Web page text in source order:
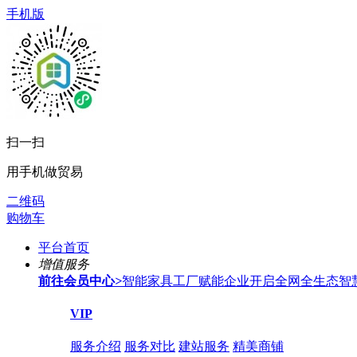
手机版
扫一扫
用手机做贸易
二维码
购物车
平台首页
增值服务
前往会员中心>智能家具工厂赋能企业开启全网全生态智
VIP
服务介绍 服务对比 建站服务 精美商铺